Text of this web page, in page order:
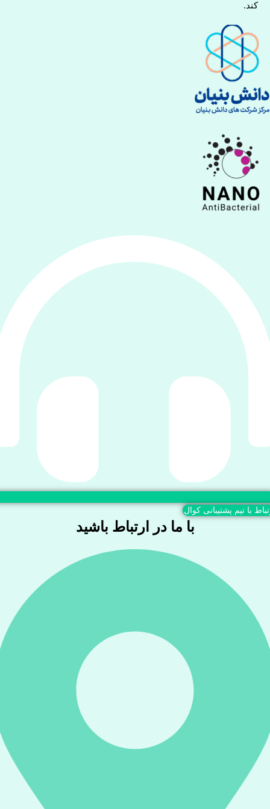
کند.
با تیم پشتیبانی کوال
با ما در ارتباط باشید